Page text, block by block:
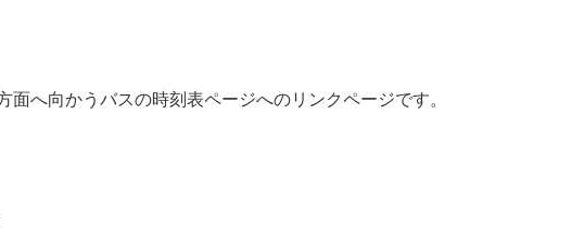
面へ向かうバスの時刻表ページへのリンクページです。